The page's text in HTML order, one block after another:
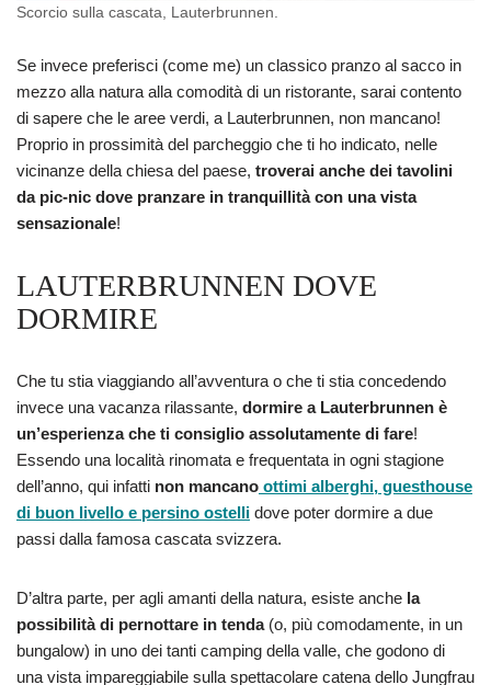
Scorcio sulla cascata, Lauterbrunnen.
Se invece preferisci (come me) un classico pranzo al sacco in
mezzo alla natura alla comodità di un ristorante, sarai contento
di sapere che le aree verdi, a Lauterbrunnen, non mancano!
Proprio in prossimità del parcheggio che ti ho indicato, nelle
vicinanze della chiesa del paese, troverai anche dei tavolini
da pic-nic dove pranzare in tranquillità con una vista
sensazionale!
LAUTERBRUNNEN DOVE
DORMIRE
Che tu stia viaggiando all’avventura o che ti stia concedendo
invece una vacanza rilassante, dormire a Lauterbrunnen è
un’esperienza che ti consiglio assolutamente di fare!
Essendo una località rinomata e frequentata in ogni stagione
dell’anno, qui infatti non mancano ottimi alberghi, guesthouse
di buon livello e persino ostelli dove poter dormire a due
passi dalla famosa cascata svizzera.
D’altra parte, per agli amanti della natura, esiste anche la
possibilità di pernottare in tenda(o, più comodamente, in un
bungalow) in uno dei tanti camping della valle, che godono di
una vista impareggiabile sulla spettacolare catena dello Jungfrau